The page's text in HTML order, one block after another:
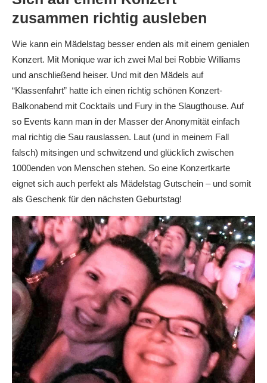
zusammen richtig ausleben
Wie kann ein Mädelstag besser enden als mit einem genialen
Konzert. Mit Monique war ich zwei Mal bei Robbie Williams
und anschließend heiser. Und mit den Mädels auf
“Klassenfahrt” hatte ich einen richtig schönen Konzert-
Balkonabend mit Cocktails und Fury in the Slaugthouse. Auf
so Events kann man in der Masser der Anonymität einfach
mal richtig die Sau rauslassen. Laut (und in meinem Fall
falsch) mitsingen und schwitzend und glücklich zwischen
1000enden von Menschen stehen. So eine Konzertkarte
eignet sich auch perfekt als Mädelstag Gutschein – und somit
als Geschenk für den nächsten Geburtstag!